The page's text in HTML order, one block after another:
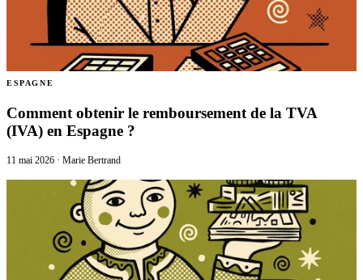
ESPAGNE
Comment obtenir le remboursement de la TVA
(IVA) en Espagne ?
11 mai 2026 · Marie Bertrand